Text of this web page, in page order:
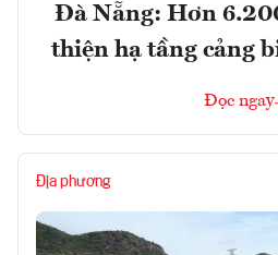
Đà Nẵng: Hơn
thiện hạ tầng cảng
Đọc ngay
Địa phương